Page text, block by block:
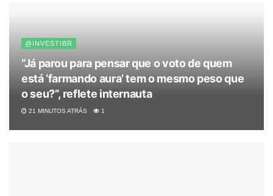
@INVESTIBR
“Já parou para pensar que o voto de quem
está ‘farmando aura’ tem o mesmo peso que
o seu?”, reflete internauta
21 MINUTOS ATRÁS 1